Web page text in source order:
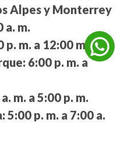
Alpes y Monterrey
a. m.
p. m. a 12:00 m.
6:00 p. m. a
m. a 5:00 p. m.
5:00 p. m. a 7:00 a.